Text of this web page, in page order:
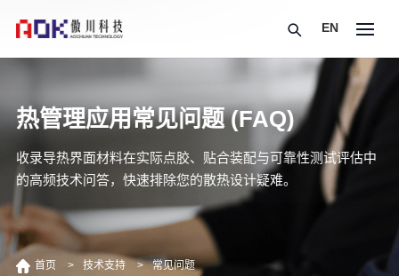
EN
热管理应用常见问题 (FAQ)
收录导热界面材料在实际点胶、贴合装配与可靠性测试评估中
的高频技术问答，快速排除您的散热设计疑难。
首页 技术支持 常见问题